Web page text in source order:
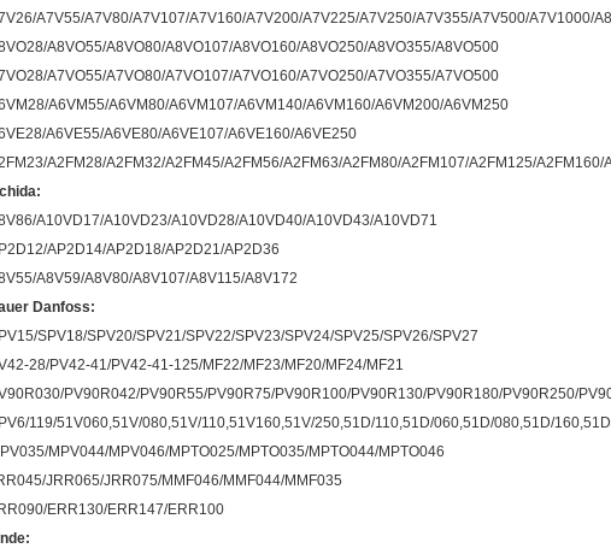
A7V55/A7V80/A7V107/A7V160/A7V200/A7V225/A7V250/A7V355/A7V500/A7V1000/
A8VO55/A8VO80/A8VO107/A8VO160/A8VO250/A8VO355/A8VO500
A7VO55/A7VO80/A7VO107/A7VO160/A7VO250/A7VO355/A7VO500
A6VM55/A6VM80/A6VM107/A6VM140/A6VM160/A6VM200/A6VM250
A6VE55/A6VE80/A6VE107/A6VE160/A6VE250
A2FM28/A2FM32/A2FM45/A2FM56/A2FM63/A2FM80/A2FM107/A2FM125/
A10VD17/A10VD23/A10VD28/A10VD40/A10VD43/A10VD71
AP2D14/AP2D18/AP2D21/AP2D36
A8V59/A8V80/A8V107/A8V115/A8V172
Danfoss:
SPV18/SPV20/SPV21/SPV22/SPV23/SPV24/SPV25/SPV26/SPV27
28/PV42-41/PV42-41-125/MF22/MF23/MF20/MF24/MF21
PV90R042/PV90R55/PV90R75/PV90R100/PV90R130/PV90R180/PV90R250/
119/51V060,51V/080,51V/110,51V160,51V/250,51D/110,51D/060,51D/080,51D/
MPV044/MPV046/MPTO025/MPTO035/MPTO044/MPTO046
JRR065/JRR075/MMF046/MMF044/MMF035
ERR130/ERR147/ERR100